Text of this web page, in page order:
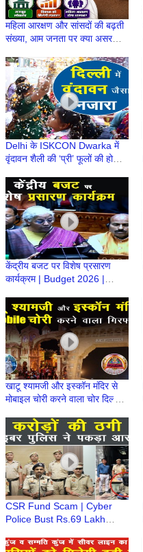
महिला आरक्षण और सांसदों की बढ़ती
संख्या, आम जनता पर क्या असर
कमलजीत सहरावत
Delhi के ISKCON Dwarka में
वृंदावन शैली की ‘प्री’ फूलों की होली |
आयोजन
केंद्रीय बजट पर विशेष प्रसारण
कार्यक्रम | Budget 2026 |
Budget 2026 Update
खाटू श्यामजी और इस्कॉन मंदिर से
मोबाइल चोरी करने वाला चोर दिल्ली में
CSR Fund Scam | Cyber
Police Bust Rs.69 Lakh
Arrested | Nidhin Valsan,